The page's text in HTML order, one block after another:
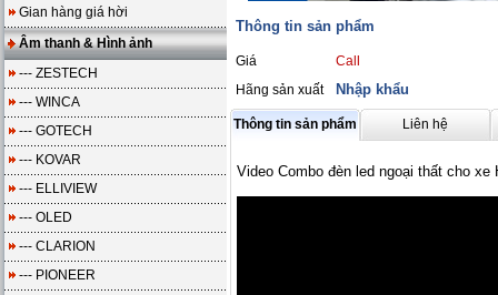
Gian hàng giá hời
Âm thanh & Hình ảnh
--- ZESTECH
--- WINCA
--- GOTECH
--- KOVAR
--- ELLIVIEW
--- OLED
--- CLARION
--- PIONEER
Thông tin sản phẩm
Giá
Call
Hãng sản xuất
Nhập khẩu
Thông tin sản phẩm Liên hệ
Video Combo đèn led ngoại thất cho xe